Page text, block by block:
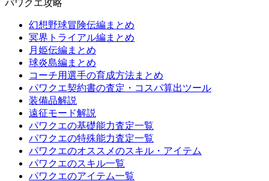
パワクエ攻略
幻想野球冒険伝編まとめ
冥界トライアル編まとめ
月姫伝編まとめ
球炎島編まとめ
コーチ用選手の育成方法まとめ
パワクエ契約書の査定・コスパ算出ツール
装備品解説
遠征モード解説
パワクエの基礎能力査定一覧
パワクエの特殊能力査定一覧
パワクエのオススメのスキル・アイテム
パワクエのスキル一覧
パワクエのアイテム一覧